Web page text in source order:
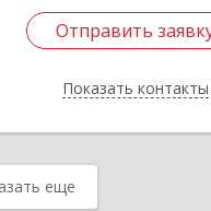
Отправить
Показать контакты
Отправить
Назад
еще